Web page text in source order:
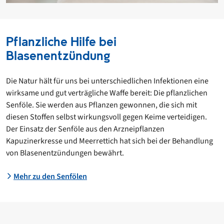
Pflanzliche Hilfe bei
Blasenentzündung
Die Natur hält für uns bei unterschiedlichen Infektionen eine
wirksame und gut verträgliche Waffe bereit: Die pflanzlichen
Senföle. Sie werden aus Pflanzen gewonnen, die sich mit
diesen Stoffen selbst wirkungsvoll gegen Keime verteidigen.
Der Einsatz der Senföle aus den Arzneipflanzen
Kapuzinerkresse und Meerrettich hat sich bei der Behandlung
von Blasenentzündungen bewährt.
Mehr zu den Senfölen